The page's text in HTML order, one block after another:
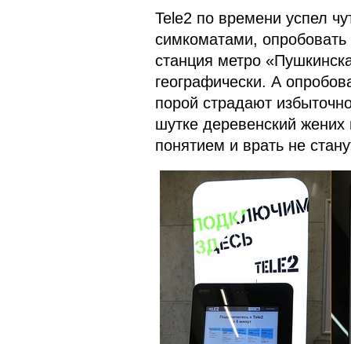
Tele2 по времени успел
симкоматами,
станция метро
географически. А
порой страдают
шутке деревенский
понятием и врать не